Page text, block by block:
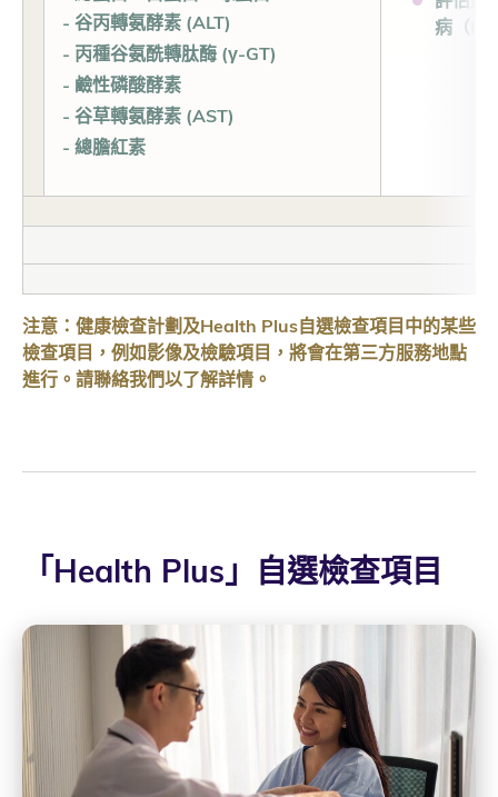
- 谷丙轉氨酵素 (ALT)
- 丙種谷氨酰轉肽酶 (γ-GT)
- 鹼性磷酸酵素
- 谷草轉氨酵素 (AST)
- 總膽紅素
病（
注意：健康檢查計劃及Health Plus自選檢查項目中的某些
檢查項目，例如影像及檢驗項目，將會在第三方服務地點
進行。請聯絡我們以了解詳情。
「Health Plus」自選檢查項目